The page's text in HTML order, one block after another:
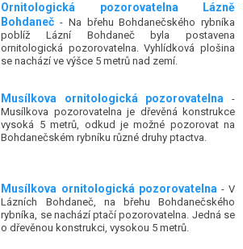
Ornitologická pozorovatelna Lázně
Bohdaneč - Na břehu Bohdanečského rybníka
poblíž Lázní Bohdaneč byla postavena
ornitologická pozorovatelna. Vyhlídková plošina
se nachází ve výšce 5 metrů nad zemí.
Musílkova ornitologická pozorovatelna -
Musílkova pozorovatelna je dřevěná konstrukce
vysoká 5 metrů, odkud je možné pozorovat na
Bohdanečském rybníku různé druhy ptactva.
Musílkova ornitologická pozorovatelna - V
Lázních Bohdaneč, na břehu Bohdanečského
rybníka, se nachází ptačí pozorovatelna. Jedná se
o dřevěnou konstrukci, vysokou 5 metrů.